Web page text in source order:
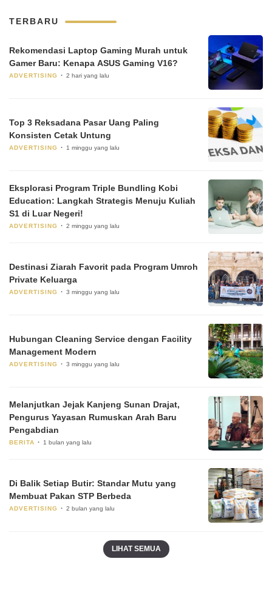
TERBARU
Rekomendasi Laptop Gaming Murah untuk
Gamer Baru: Kenapa ASUS Gaming V16?
ADVERTISING 2 hari yang lalu
Top 3 Reksadana Pasar Uang Paling
Konsisten Cetak Untung
ADVERTISING 1 minggu yang lalu
Eksplorasi Program Triple Bundling Kobi
Education: Langkah Strategis Menuju Kuliah
S1 di Luar Negeri!
ADVERTISING 2 minggu yang lalu
Destinasi Ziarah Favorit pada Program Umroh
Private Keluarga
ADVERTISING 3 minggu yang lalu
Hubungan Cleaning Service dengan Facility
Management Modern
ADVERTISING 3 minggu yang lalu
Melanjutkan Jejak Kanjeng Sunan Drajat,
Pengurus Yayasan Rumuskan Arah Baru
Pengabdian
BERITA 1 bulan yang lalu
Di Balik Setiap Butir: Standar Mutu yang
Membuat Pakan STP Berbeda
ADVERTISING 2 bulan yang lalu
LIHAT SEMUA